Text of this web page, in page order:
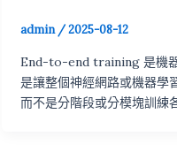
admin /2025-08-12
End-to-end training 是機
是讓整個神經網路或機器學
而不是分階段或分模塊訓練